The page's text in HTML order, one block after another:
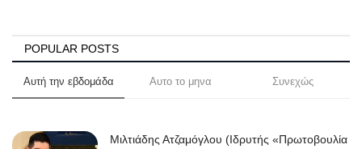
POPULAR POSTS
Αυτή την εβδομάδα Αυτο το μηνα Συνεχώς
Μιλτιάδης Ατζαμόγλου (Ιδρυτής «Πρωτοβουλία